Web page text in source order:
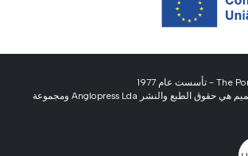
جميع المحتويات والتصميم هي حقوق الطبع والنشر Anglopress Lda ومجموعة